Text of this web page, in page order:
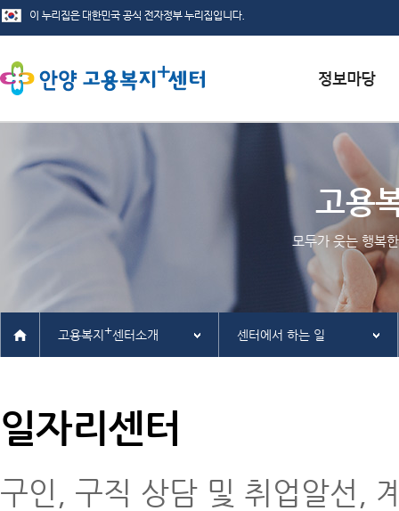
서식자료실
채용정보
인재정보
관련사이트
고용
모두가 웃는 행복
고용복지 +센터소개 센터에서 하는 일
일자리센터
구인, 구직 상담 및 취업알선,